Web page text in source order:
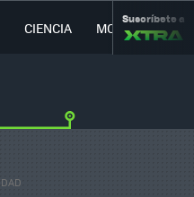
CIENCIA MOVILIDAD
Suscríbete a